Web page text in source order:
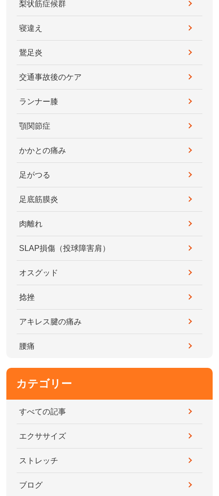
梨状筋症候群
寝違え
鵞足炎
交通事故後のケア
ランナー膝
顎関節症
かかとの痛み
足がつる
足底筋膜炎
肉離れ
SLAP損傷（投球障害肩）
オスグッド
捻挫
アキレス腱の痛み
腰痛
カテゴリー
すべての記事
エクササイズ
ストレッチ
ブログ